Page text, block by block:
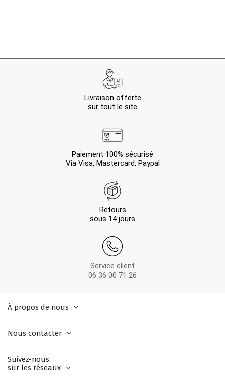
Livraison offerte
sur tout le site
Paiement 100% sécurisé
Via Visa, Mastercard, Paypal
Retours
sous 14 jours
Service client
06 36 00 71 26
À propos de nous
Nous contacter
Suivez-nous
sur les réseaux